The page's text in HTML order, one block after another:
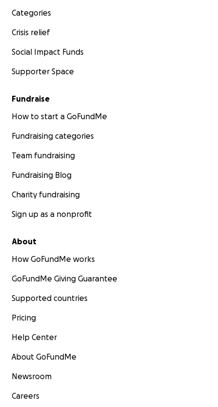
Categories
Crisis relief
Social Impact Funds
Supporter Space
Fundraise
How to start a GoFundMe
Fundraising categories
Team fundraising
Fundraising Blog
Charity fundraising
Sign up as a nonprofit
About
How GoFundMe works
GoFundMe Giving Guarantee
Supported countries
Pricing
Help Center
About GoFundMe
Newsroom
Careers